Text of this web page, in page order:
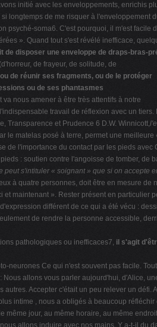
initié avec les enveloppements, enrichis
longtemps de me risquer à
psyché-soma6. C'est pourquoi, il m'est
». Quand tout s'est révélé inefficace,
de disposer une enveloppe de draps-bras-
(d'horreur, de frayeur, de solitude, de
ou de réunir ses fragments, ou de le protéger
ou de ses phantasmes
va nous amener à être très attentifs à notre
travail de réflexion avec un
Transparence et Prudence 6 D.W. Winnicott,
le matelas posé à terre, permet une
de l'importance du contact par les pieds
: soutien contre l'angoisse de tomber,
peut s'intituler « soignant » que si on accepte
à quatre personnes, doit être en mesure
et maintenant ». Rester présent en
différent de ce qui a été vécu :
de rendre la personne accessible,
pathologiques ou inefficaces7, il s'agit
neurones Ce qui n'est souvent pas facile.
allons vous parler aujourd'hui, d'Alice,
autres. Accepter c'était un peu relever un
intime , nous a obligés à beaucoup
même jour, au même horaire, au même
allons induire avec nos mains. Y a-t-il